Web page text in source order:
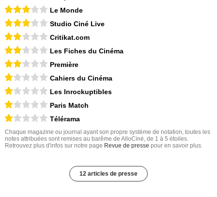
Le Monde
Studio Ciné Live
Critikat.com
Les Fiches du Cinéma
Première
Cahiers du Cinéma
Les Inrockuptibles
Paris Match
Télérama
Chaque magazine ou journal ayant son propre système de notation, toutes les
notes attribuées sont remises au barême de AlloCiné, de 1 à 5 étoiles.
Retrouvez plus d'infos sur notre page Revue de presse pour en savoir plus.
12 articles de presse